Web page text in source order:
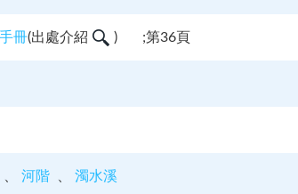
冊(出處介紹 ) ;第36頁
河階 濁水溪